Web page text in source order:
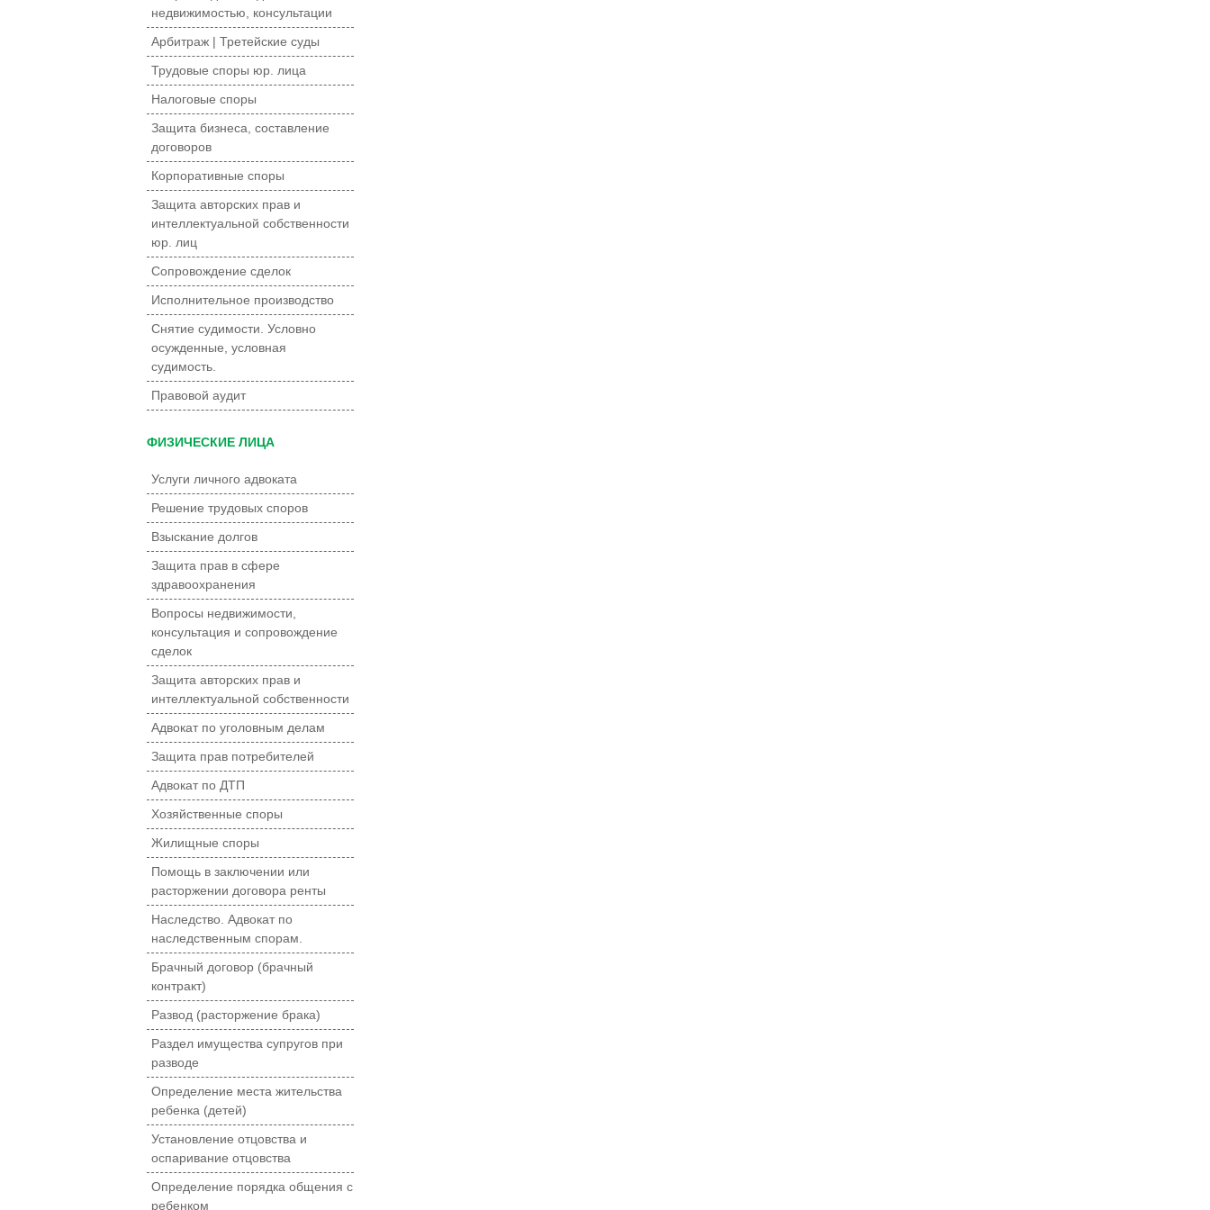
недвижимостью, консультации
Арбитраж | Третейские суды
Трудовые споры юр. лица
Налоговые споры
Защита бизнеса, составление
договоров
Корпоративные споры
Защита авторских прав и
интеллектуальной собственности
юр. лиц
Сопровождение сделок
Исполнительное производство
Снятие судимости. Условно
осужденные, условная
судимость.
Правовой аудит
ФИЗИЧЕСКИЕ ЛИЦА
Услуги личного адвоката
Решение трудовых споров
Взыскание долгов
Защита прав в сфере
здравоохранения
Вопросы недвижимости,
консультация и сопровождение
сделок
Защита авторских прав и
интеллектуальной собственности
Адвокат по уголовным делам
Защита прав потребителей
Адвокат по ДТП
Хозяйственные споры
Жилищные споры
Помощь в заключении или
расторжении договора ренты
Наследство. Адвокат по
наследственным спорам.
Брачный договор (брачный
контракт)
Развод (расторжение брака)
Раздел имущества супругов при
разводе
Определение места жительства
ребенка (детей)
Установление отцовства и
оспаривание отцовства
Определение порядка общения с
ребенком